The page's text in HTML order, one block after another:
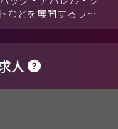
などを展開するライ
人